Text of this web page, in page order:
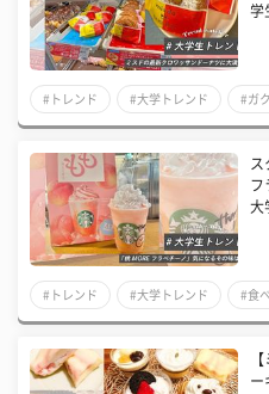
学
#トレンド #大学トレンド #ガ
ス
フ
大
#トレンド #大学トレンド #食
ー